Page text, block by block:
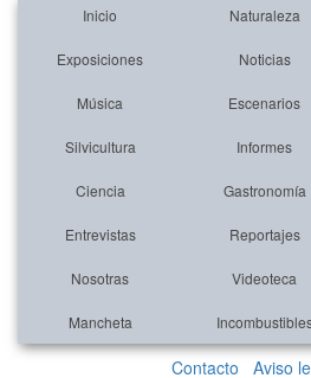
Inicio Naturaleza
Exposiciones Noticias
Música Escenarios
Silvicultura Informes
Ciencia Gastronomía
Entrevistas Reportajes
Nosotras Videoteca
Mancheta
Contacto Aviso